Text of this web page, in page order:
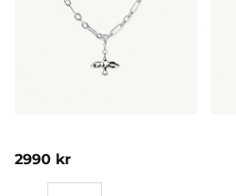
2990 kr